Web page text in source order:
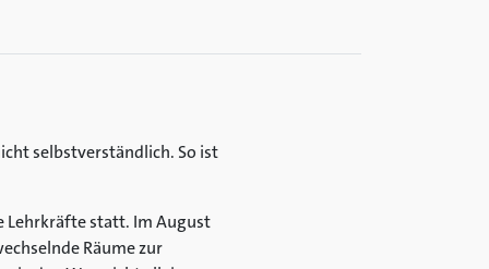
selbstverständlich. So ist
Lehrkräfte statt. Im August
Räume zur